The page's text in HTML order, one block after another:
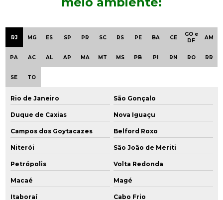
Empresa especializada em consultoria ambiental
Empresa de gerenciamento ambiental
Empresa de gestão ambiental
Empresa que faz análise de água
Empresa que faz análise de solo
Empresas de consultoria ambiental em são paulo
Empresas de consultoria em meio ambiente
Empresas de engenharia ambiental em sp
RJ MG ES SP PR SC RS PE BA CE
GO e
DF
AM
PA AC AL AP MA MT MS PB PI RN RO RR
SE TO
Rio de Janeiro São Gonçalo
Duque de Caxias Nova Iguaçu
Campos dos Goytacazes Belford Roxo
Niterói São João de Meriti
Petrópolis Volta Redonda
Macaé Magé
Itaboraí Cabo Frio